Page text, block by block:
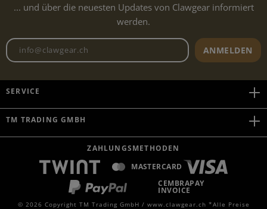
... und über die neuesten Updates von Clawgear informiert
werden.
Newsletter E-Mail-Adresse
ANMELDEN
SERVICE
TM TRADING GMBH
ZAHLUNGSMETHODEN
MASTERCARD
CEMBRAPAY
INVOICE
© 2026 Copyright TM Trading GmbH / www.clawgear.ch *Alle Preise